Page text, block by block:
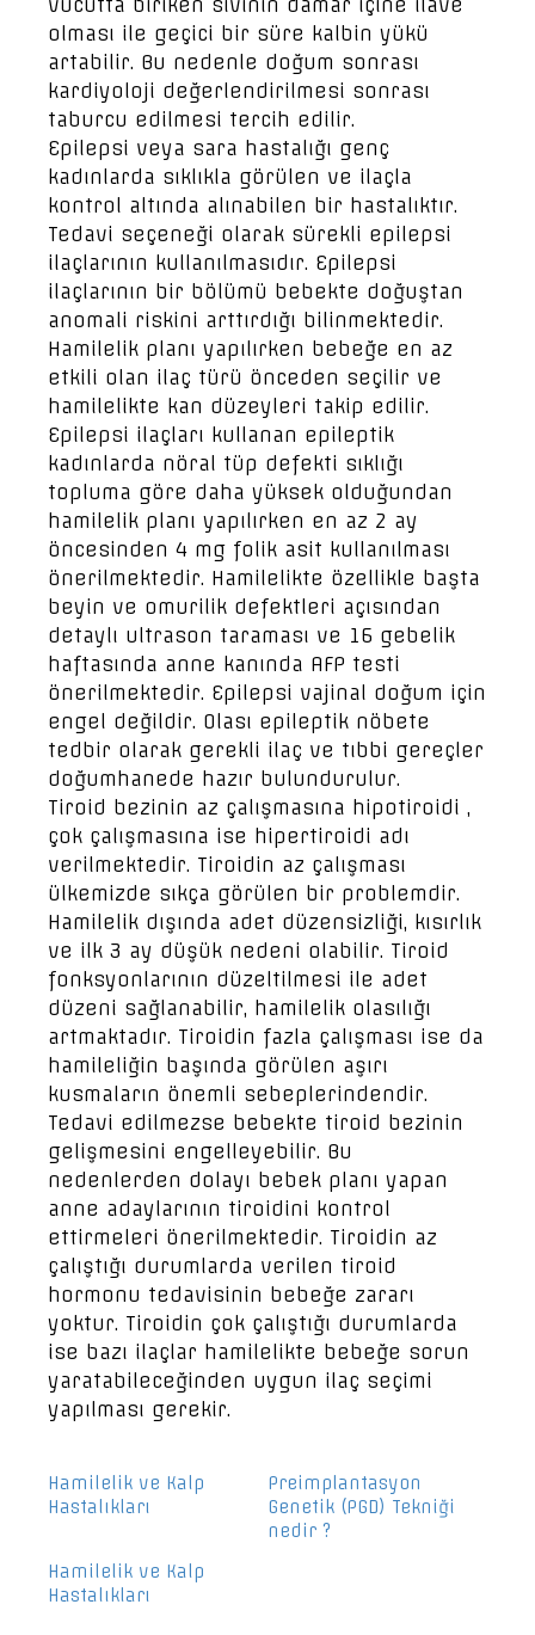
vücutta biriken sıvının damar içine ilave
olması ile geçici bir süre kalbin yükü
artabilir. Bu nedenle doğum sonrası
kardiyoloji değerlendirilmesi sonrası
taburcu edilmesi tercih edilir.
Epilepsi veya sara hastalığı genç
kadınlarda sıklıkla görülen ve ilaçla
kontrol altında alınabilen bir hastalıktır.
Tedavi seçeneği olarak sürekli epilepsi
ilaçlarının kullanılmasıdır. Epilepsi
ilaçlarının bir bölümü bebekte doğuştan
anomali riskini arttırdığı bilinmektedir.
Hamilelik planı yapılırken bebeğe en az
etkili olan ilaç türü önceden seçilir ve
hamilelikte kan düzeyleri takip edilir.
Epilepsi ilaçları kullanan epileptik
kadınlarda nöral tüp defekti sıklığı
topluma göre daha yüksek olduğundan
hamilelik planı yapılırken en az 2 ay
öncesinden 4 mg folik asit kullanılması
önerilmektedir. Hamilelikte özellikle başta
beyin ve omurilik defektleri açısından
detaylı ultrason taraması ve 16 gebelik
haftasında anne kanında AFP testi
önerilmektedir. Epilepsi vajinal doğum için
engel değildir. Olası epileptik nöbete
tedbir olarak gerekli ilaç ve tıbbi gereçler
doğumhanede hazır bulundurulur.
Tiroid bezinin az çalışmasına hipotiroidi ,
çok çalışmasına ise hipertiroidi adı
verilmektedir. Tiroidin az çalışması
ülkemizde sıkça görülen bir problemdir.
Hamilelik dışında adet düzensizliği, kısırlık
ve ilk 3 ay düşük nedeni olabilir. Tiroid
fonksyonlarının düzeltilmesi ile adet
düzeni sağlanabilir, hamilelik olasılığı
artmaktadır. Tiroidin fazla çalışması ise da
hamileliğin başında görülen aşırı
kusmaların önemli sebeplerindendir.
Tedavi edilmezse bebekte tiroid bezinin
gelişmesini engelleyebilir. Bu
nedenlerden dolayı bebek planı yapan
anne adaylarının tiroidini kontrol
ettirmeleri önerilmektedir. Tiroidin az
çalıştığı durumlarda verilen tiroid
hormonu tedavisinin bebeğe zararı
yoktur. Tiroidin çok çalıştığı durumlarda
ise bazı ilaçlar hamilelikte bebeğe sorun
yaratabileceğinden uygun ilaç seçimi
yapılması gerekir.
Hamilelik ve Kalp
Hastalıkları
Preimplantasyon
Genetik (PGD) Tekniği
nedir ?
Hamilelik ve Kalp
Hastalıkları